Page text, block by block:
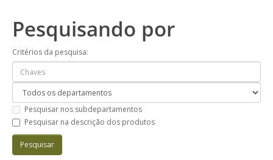
Pesquisando por
Critérios da pesquisa:
Pesquisar nos subdepartamentos
Pesquisar na descrição dos produtos